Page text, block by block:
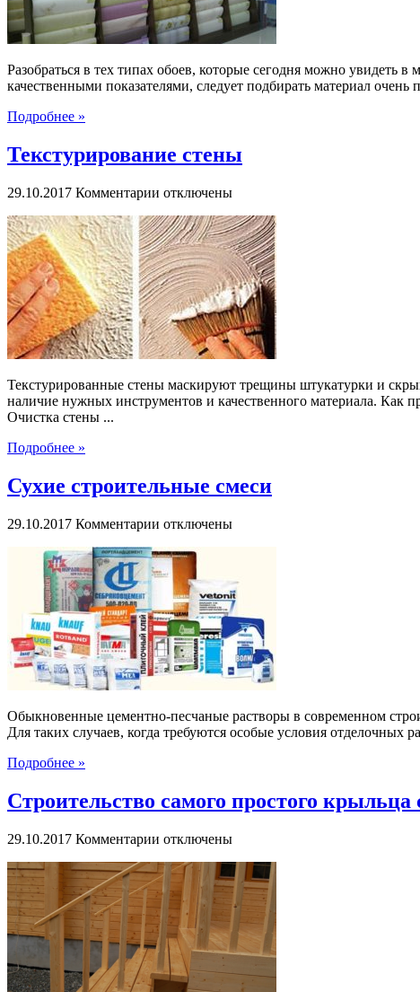
Разобраться в тех типах обоев, которые сегодня можно увидеть
качественными показателями, следует подбирать материал очень
Подробнее »
Текстурирование стены
29.10.2017 Комментарии к
Текстурирование
стены
отключены
Текстурированные стены маскируют трещины штукатурки и
наличие нужных инструментов и качественного материала. Как
Очистка стены ...
Подробнее »
Сухие строительные смеси
29.10.2017 Комментарии к
Сухие
строительные
смеси
отключены
Обыкновенные цементно-песчаные растворы в современном
Для таких случаев, когда требуются особые условия
Подробнее »
Строительство самого простого
29.10.2017 Комментарии к
Строительство
самого
простого
крыльца
своими
руками
отключены